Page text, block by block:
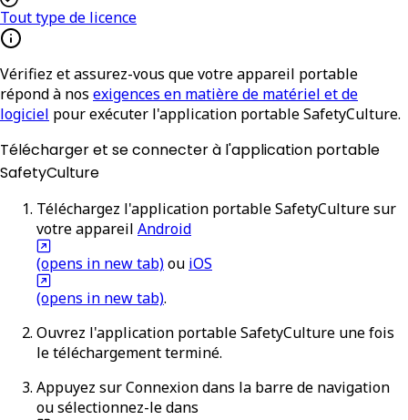
Tout type de licence
Vérifiez et assurez-vous que votre appareil portable
répond à nos exigences en matière de matériel et de
logiciel pour exécuter l'application portable SafetyCulture.
Télécharger et se connecter à l'application portable
SafetyCulture
Téléchargez l'application portable SafetyCulture sur
votre appareil Android
(opens in new tab)ou iOS
(opens in new tab).
Ouvrez l'application portable SafetyCulture une fois
le téléchargement terminé.
Appuyez surConnexiondans la barre de navigation
ou sélectionnez-le dans